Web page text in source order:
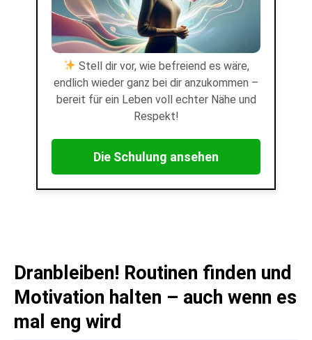
Stell dir vor, wie befreiend es wäre,
endlich wieder ganz bei dir anzukommen –
bereit für ein Leben voll echter Nähe und
Respekt!
Die Schulung ansehen
Dranbleiben! Routinen finden und
Motivation halten – auch wenn es
mal eng wird